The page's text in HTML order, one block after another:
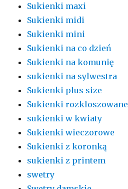
Sukienki maxi
Sukienki midi
Sukienki mini
Sukienki na co dzień
Sukienki na komunię
sukienki na sylwestra
Sukienki plus size
Sukienki rozkloszowane
sukienki w kwiaty
Sukienki wieczorowe
Sukienki z koronką
sukienki z printem
swetry